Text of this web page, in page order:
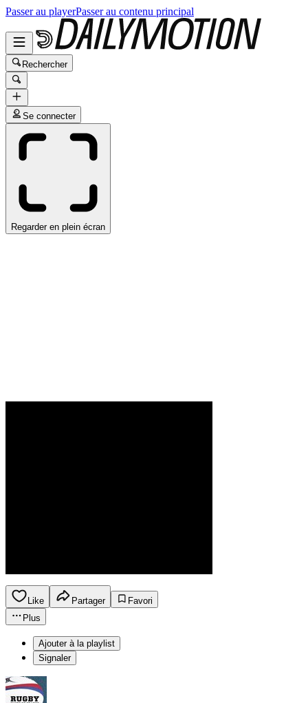
Passer au playerPasser au contenu principal
Rechercher
Se connecter
Regarder en plein écran
Like Partager
Favori
Plus
Ajouter à la playlist
Signaler